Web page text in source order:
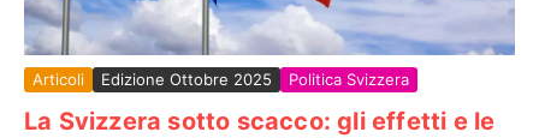
Articoli Edizione Ottobre 2025 Politica Svizzera
La Svizzera sotto scacco: gli effetti e le